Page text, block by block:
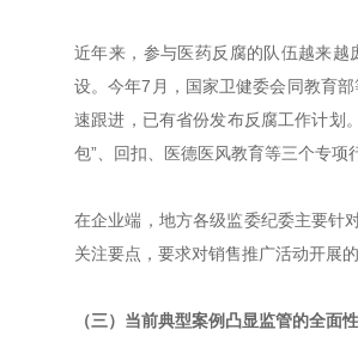
近年来，参与医药反腐的队伍越来
设。今年7月，国家卫健委会同教育
速跟进，已有省份发布反腐工作计划
包”、回扣、医德医风教育等三个专项
在企业端，地方各级监委纪委主要针
关注要点，要求对销售推广活动开展
（三）当前典型案例凸显监管的全面